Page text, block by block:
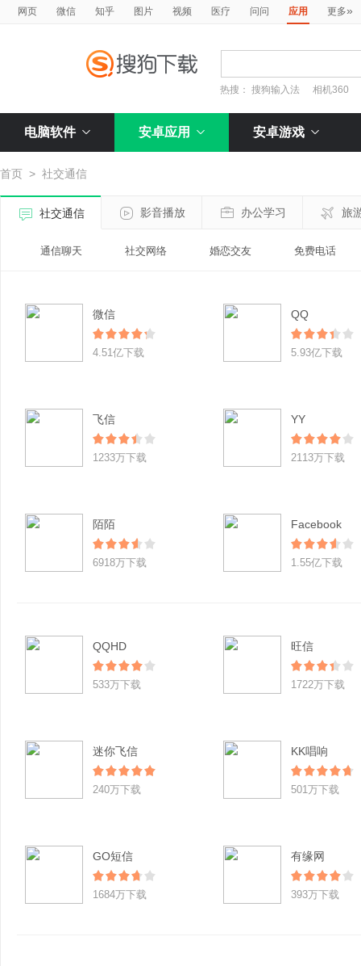
网页 微信 知乎 图片 视频 医疗 问问 应用 更多»
热搜：搜狗输入法 相机360
电脑软件 安卓应用 安卓游戏
首页 > 社交通信
社交通信 影音播放 办公学习 旅
通信聊天 社交网络 婚恋交友 免费电话
微信
4.51亿下载
QQ
5.93亿下载
飞信
1233万下载
YY
2113万下载
陌陌
6918万下载
Facebook
1.55亿下载
QQHD
533万下载
旺信
1722万下载
迷你飞信
240万下载
KK唱响
501万下载
GO短信
1684万下载
有缘网
393万下载